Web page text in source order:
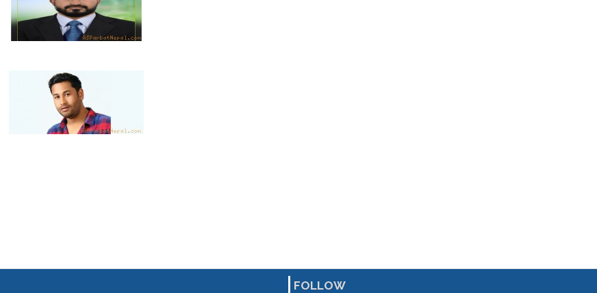
FOLLOW